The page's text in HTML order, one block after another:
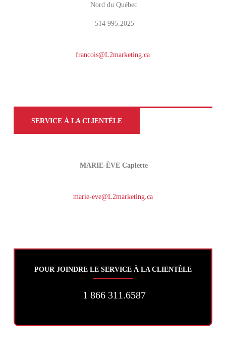
Nord du Québec
514 995.2025
francois@L2marketing.ca
SERVICE À LA CLIENTÈLE
MARIE-ÈVE Caplette
marie-eve@L2marketing.ca
POUR JOINDRE LE SERVICE À LA CLIENTÈLE
1 866 311.6587